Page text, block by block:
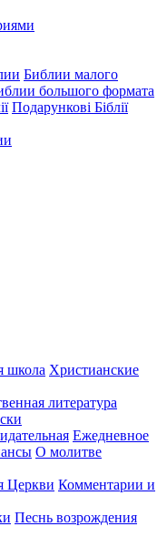
Библии малого
большого формата
Подарункові Біблії
школа Христианские
литература
Ежедневное
О молитве
Церкви Комментарии и
Песнь возрождения